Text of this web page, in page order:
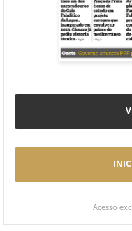
Acesso